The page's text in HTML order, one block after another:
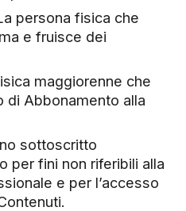
persona fisica che
e fruisce dei
maggiorenne che
Abbonamento alla
sottoscritto
per fini non riferibili alla
e per l’accesso